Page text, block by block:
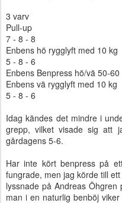
3 varv
Pull-up
7 - 8 - 8
Enbens hö rygglyft med 10 kg
5 - 8 - 6
Enbens Benpress hö/vä 50-60
Enbens vä rygglyft med 10 kg
5 - 8 - 6
Idag kändes det mindre i
grepp, vilket visade sig att
gårdagens 5-6.
Har inte kört benpress på
fungrade, men jag körde till
lyssnade på Andreas
man i en naturlig benböj